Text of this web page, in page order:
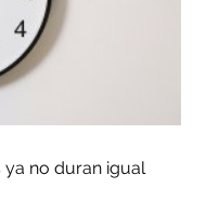
no duran igual